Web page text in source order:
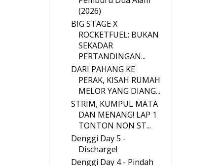
(2026)
BIG STAGE X
ROCKETFUEL: BUKAN
SEKADAR
PERTANDINGAN...
DARI PAHANG KE
PERAK, KISAH RUMAH
MELOR YANG DIANG...
STRIM, KUMPUL MATA
DAN MENANG! LAP 1
TONTON NON ST...
Denggi Day 5 -
Discharge!
Denggi Day 4 - Pindah